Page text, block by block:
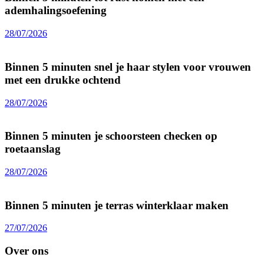
ademhalingsoefening
28/07/2026
Binnen 5 minuten snel je haar stylen voor vrouwen
met een drukke ochtend
28/07/2026
Binnen 5 minuten je schoorsteen checken op
roetaanslag
28/07/2026
Binnen 5 minuten je terras winterklaar maken
27/07/2026
Over ons